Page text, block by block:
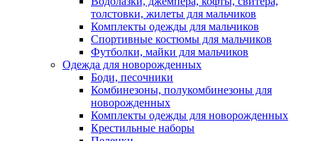
толстовки, жилеты для мальчиков
Комплекты одежды для мальчиков
Спортивные костюмы для мальчиков
Футболки, майки для мальчиков
Одежда для новорожденных
Боди, песочники
Комбинезоны, полукомбинезоны для
новорожденных
Комплекты одежды для новорожденных
Крестильные наборы